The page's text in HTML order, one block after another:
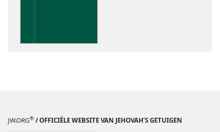
JW.ORG® / OFFICIËLE WEBSITE VAN JEHOVAH’S GETUIGEN